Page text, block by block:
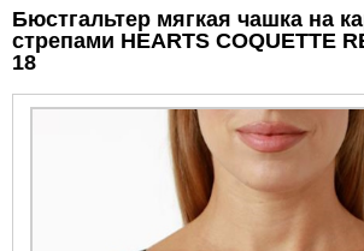
Бюстгальтер мягкая чашка на
стрепами HEARTS COQUETTE
18